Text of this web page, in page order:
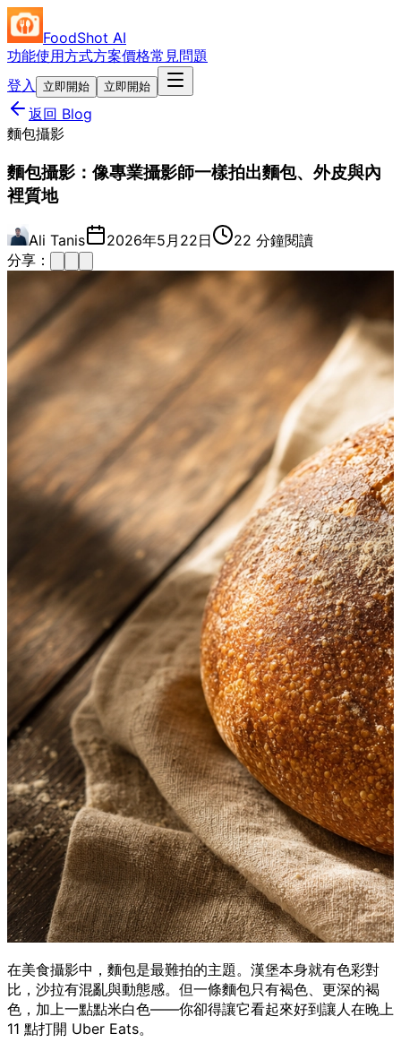
FoodShot AI
功能使用方式方案價格常見問題
登入
立即開始 立即開始
返回 Blog
麵包攝影
麵包攝影：像專業攝影師一樣拍出麵包、外皮與內
裡質地
Ali Tanis 2026年5月22日
22 分鐘閱讀
分享：
在美食攝影中，麵包是最難拍的主題。漢堡本身就有色彩對
比，沙拉有混亂與動態感。但一條麵包只有褐色、更深的褐
色，加上一點點米白色——你卻得讓它看起來好到讓人在晚上
11 點打開 Uber Eats。